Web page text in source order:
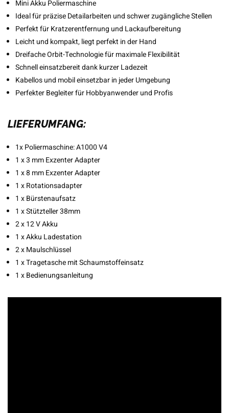
Mini Akku Poliermaschine
Ideal für präzise Detailarbeiten und schwer zugängliche Stellen
Perfekt für Kratzerentfernung und Lackaufbereitung
Leicht und kompakt, liegt perfekt in der Hand
Dreifache Orbit-Technologie für maximale Flexibilität
Schnell einsatzbereit dank kurzer Ladezeit
Kabellos und mobil einsetzbar in jeder Umgebung
Perfekter Begleiter für Hobbyanwender und Profis
LIEFERUMFANG:
1x Poliermaschine: A1000 V4
1 x 3 mm Exzenter Adapter
1 x 8 mm Exzenter Adapter
1 x Rotationsadapter
1 x Bürstenaufsatz
1 x Stützteller 38mm
2 x 12 V Akku
1 x Akku Ladestation
2 x Maulschlüssel
1 x Tragetasche mit Schaumstoffeinsatz
1 x Bedienungsanleitung